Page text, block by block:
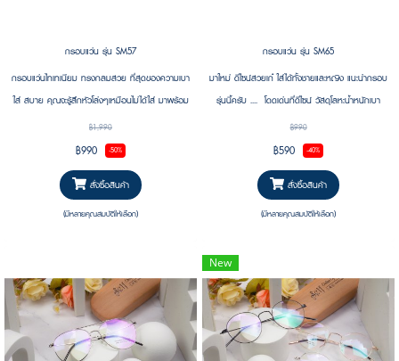
กรอบแว่น รุ่น SM57
กรอบแว่นไทเทเนียม ทรงกลมสวย ที่สุดของความเบา
ใส่ สบาย คุณจะรู้สึกหัวโล่งๆเหมือนไม่ได้ใส่ มาพร้อม
ความทนทาน ทนแรงกดทับได้ดี น้ำหนักเบา กรอบบาง
ยืดหยุ่น โครงไทเทเนียม สุดแกร่ง ดีไซน์สวยหรู ดูแพง
แถมน้ำหนักเบาเวอร์ เฮ้ย คือดีย์ งามพระรามแปด .....
หนุ่ม/สาว ที่ต้องการลุคดูดีห้ามพลาดเลยนะ
฿1,990
฿990 -50%
สั่งซื้อสินค้า
(มีหลายคุณสมบัติให้เลือก)
กรอบแว่น รุ่น SM65
มาใหม่ ดีไซน์สวยเก๋ ใส่ได้ทั้งชายและหญิง แนะนำกรอบ
รุ่นนี้ครับ .... โดดเด่นที่ดีไซน์ วัสดุโลหะน้ำหนักเบา
ทนทานแข็งแรงมาก ใส่แล้วไม่หนัก หัวโล่งสบายๆ
เหมือนพึ่งสอบเสร็จ...
฿990
฿590 -40%
สั่งซื้อสินค้า
(มีหลายคุณสมบัติให้เลือก)
New